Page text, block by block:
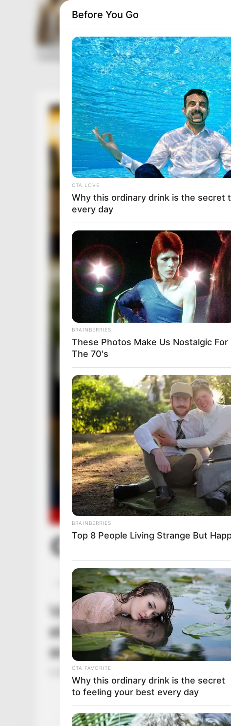
PostedFriss hírek
Váratlanul bejelentette
elutazik, addig Ruff
az oka!
Szerző • July 5, 2026
Before You Go
CTA LOVE
Why this ordinary drink is the secret
every day
BRAINBERRIES
These Photos Make Us Nostalgic For
The 70's
BRAINBERRIES
Top 8 People Living Strange But
CTA FAVORITE
Why this ordinary drink is the secret
to feeling your best every day